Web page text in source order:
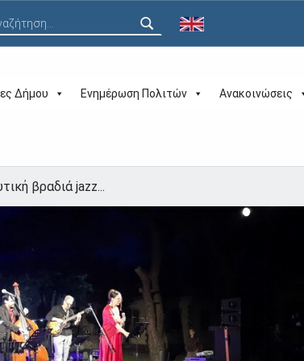
Δήμου Ενημέρωση Πολιτών Ανακοινώσεις
βραδιά jazz...